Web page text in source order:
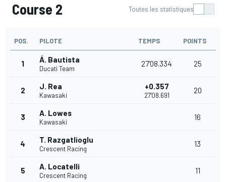
Course 2 Toutes les statistiques
POS. PILOTE TEMPS POINTS
1 Á. Bautista
Ducati Team
27'08.334 25
2 J. Rea
Kawasaki
+0.357
27'08.691
20
3 A. Lowes
Kawasaki
16
4 T. Razgatlioglu
Crescent Racing
13
5 A. Locatelli
Crescent Racing
11